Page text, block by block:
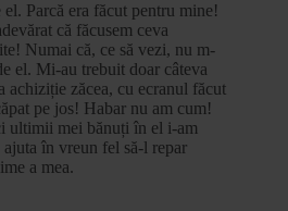
Parcă era făcut pentru mine!
că făcusem ceva
Numai că, ce să vezi, nu m-
el. Mi-au trebuit doar câteva
achiziție zăcea, cu ecranul făcut
pe jos! Habar nu am cum!
ultimii mei bănuți în el i-am
în vreun fel să-l repar
a mea.